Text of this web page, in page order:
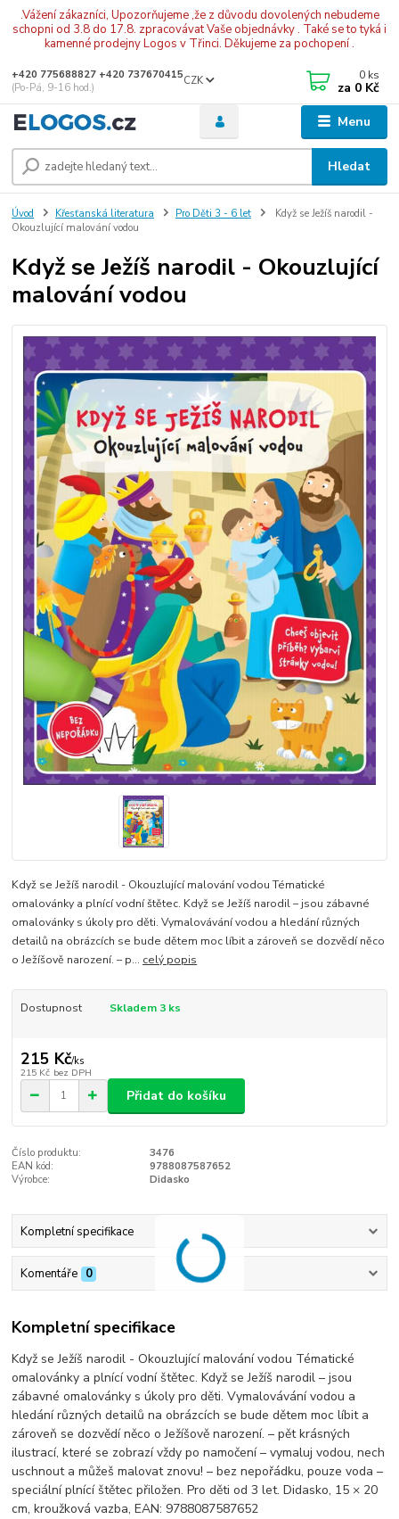
.Vážení zákazníci, Upozorňujeme ,že z důvodu dovolených nebudeme
schopni od 3.8 do 17.8. zpracovávat Vaše objednávky . Také se to tyká i
kamenné prodejny Logos v Třinci. Děkujeme za pochopení .
Menu
CZK
Hledat
+420 775688827 +420 737670415
(Po-Pá, 9-16 hod.)
0 ks
za 0 Kč
Úvod Křesťanská literatura Pro Děti 3 - 6 let
Když se Ježíš narodil -
Okouzlující malování vodou
Když se Ježíš narodil - Okouzlující
malování vodou
Když se Ježíš narodil - Okouzlující malování vodou Tématické
omalovánky a plnící vodní štětec. Když se Ježíš narodil – jsou zábavné
omalovánky s úkoly pro děti. Vymalovávání vodou a hledání různých
detailů na obrázcích se bude dětem moc líbit a zároveň se dozvědí něco
o Ježíšově narození. – p... celý popis
Dostupnost Skladem 3 ks
215 Kč/ks
215 Kč bez DPH
Přidat do košíku
Číslo produktu:
3476
EAN kód:
9788087587652
Výrobce:
Didasko
Kompletní specifikace
Komentáře 0
Kompletní specifikace
Když se Ježíš narodil - Okouzlující malování vodou Tématické
omalovánky a plnící vodní štětec. Když se Ježíš narodil – jsou
zábavné omalovánky s úkoly pro děti. Vymalovávání vodou a
hledání různých detailů na obrázcích se bude dětem moc líbit a
zároveň se dozvědí něco o Ježíšově narození. – pět krásných
ilustrací, které se zobrazí vždy po namočení – vymaluj vodou, nech
uschnout a můžeš malovat znovu! – bez nepořádku, pouze voda –
speciální plnící štětec přiložen. Pro děti od 3 let. Didasko, 15 × 20
cm, kroužková vazba, EAN: 9788087587652